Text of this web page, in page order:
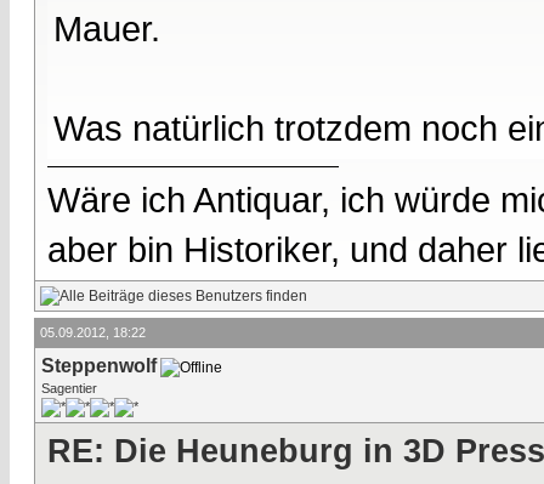
Mauer.
Was natürlich trotzdem noch
Wäre ich Antiquar, ich würde
aber bin Historiker, und daher
05.09.2012, 18:22
Steppenwolf
Sagentier
RE: Die Heuneburg in 3D